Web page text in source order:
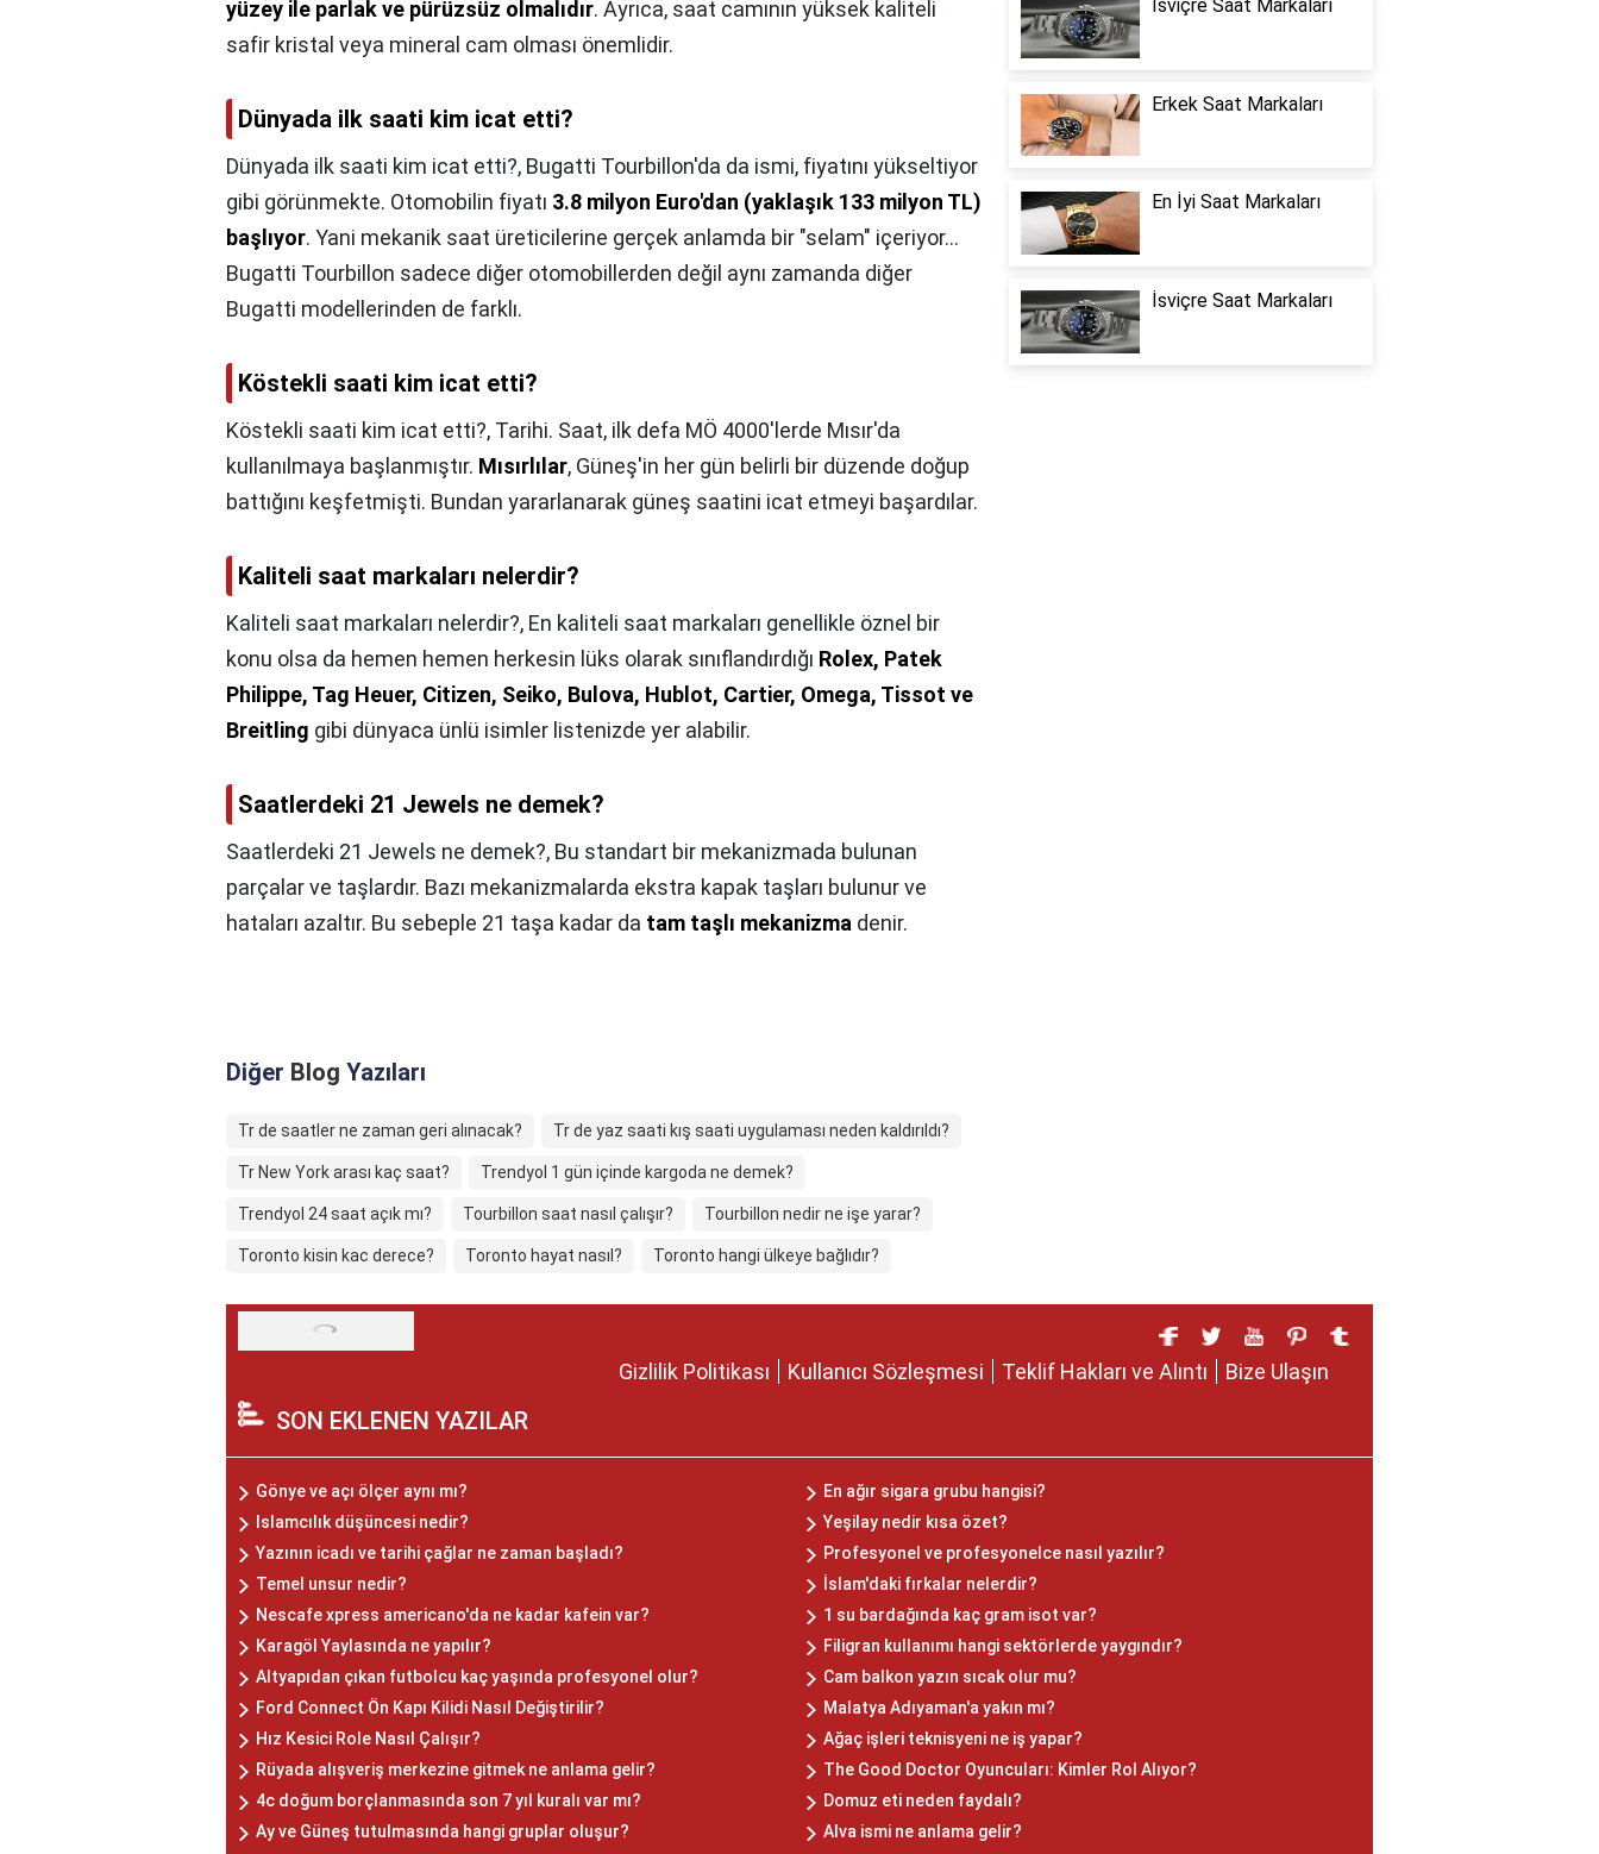
yüzey ile parlak ve pürüzsüz olmalıdır. Ayrıca, saat camının yüksek kaliteli
safir kristal veya mineral cam olması önemlidir.
Dünyada ilk saati kim icat etti?
Dünyada ilk saati kim icat etti?, Bugatti Tourbillon'da da ismi, fiyatını yükseltiyor
gibi görünmekte. Otomobilin fiyatı 3.8 milyon Euro'dan (yaklaşık 133 milyon TL)
başlıyor. Yani mekanik saat üreticilerine gerçek anlamda bir "selam" içeriyor...
Bugatti Tourbillon sadece diğer otomobillerden değil aynı zamanda diğer
Bugatti modellerinden de farklı.
Köstekli saati kim icat etti?
Köstekli saati kim icat etti?, Tarihi. Saat, ilk defa MÖ 4000'lerde Mısır'da
kullanılmaya başlanmıştır. Mısırlılar, Güneş'in her gün belirli bir düzende doğup
battığını keşfetmişti. Bundan yararlanarak güneş saatini icat etmeyi başardılar.
Kaliteli saat markaları nelerdir?
Kaliteli saat markaları nelerdir?, En kaliteli saat markaları genellikle öznel bir
konu olsa da hemen hemen herkesin lüks olarak sınıflandırdığı Rolex, Patek
Philippe, Tag Heuer, Citizen, Seiko, Bulova, Hublot, Cartier, Omega, Tissot ve
Breitling gibi dünyaca ünlü isimler listenizde yer alabilir.
Saatlerdeki 21 Jewels ne demek?
Saatlerdeki 21 Jewels ne demek?, Bu standart bir mekanizmada bulunan
parçalar ve taşlardır. Bazı mekanizmalarda ekstra kapak taşları bulunur ve
hataları azaltır. Bu sebeple 21 taşa kadar da tam taşlı mekanizma denir.
Diğer Blog Yazıları
Tr de saatler ne zaman geri alınacak? Tr de yaz saati kış saati uygulaması neden kaldırıldı?
Tr New York arası kaç saat? Trendyol 1 gün içinde kargoda ne demek?
Trendyol 24 saat açık mı? Tourbillon saat nasıl çalışır? Tourbillon nedir ne işe yarar?
Toronto kisin kac derece? Toronto hayat nasıl? Toronto hangi ülkeye bağlıdır?
İsviçre Saat Markaları
Erkek Saat Markaları
En İyi Saat Markaları
İsviçre Saat Markaları
Gizlilik Politikası Kullanıcı Sözleşmesi Teklif Hakları ve Alıntı Bize Ulaşın
SON EKLENEN YAZILAR
Gönye ve açı ölçer aynı mı?
En ağır sigara grubu hangisi?
Islamcılık düşüncesi nedir?
Yeşilay nedir kısa özet?
Yazının icadı ve tarihi çağlar ne zaman başladı?
Profesyonel ve profesyonelce nasıl yazılır?
Temel unsur nedir?
İslam'daki fırkalar nelerdir?
Nescafe xpress americano'da ne kadar kafein var?
1 su bardağında kaç gram isot var?
Karagöl Yaylasında ne yapılır?
Filigran kullanımı hangi sektörlerde yaygındır?
Altyapıdan çıkan futbolcu kaç yaşında profesyonel olur?
Cam balkon yazın sıcak olur mu?
Ford Connect Ön Kapı Kilidi Nasıl Değiştirilir?
Malatya Adıyaman'a yakın mı?
Hız Kesici Role Nasıl Çalışır?
Ağaç işleri teknisyeni ne iş yapar?
Rüyada alışveriş merkezine gitmek ne anlama gelir?
The Good Doctor Oyuncuları: Kimler Rol Alıyor?
4c doğum borçlanmasında son 7 yıl kuralı var mı?
Domuz eti neden faydalı?
Ay ve Güneş tutulmasında hangi gruplar oluşur?
Alva ismi ne anlama gelir?